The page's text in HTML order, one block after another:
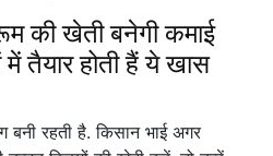
की खेती बनेगी कमाई
तैयार होती हैं ये खास
बनी रहती है. किसान भाई अगर